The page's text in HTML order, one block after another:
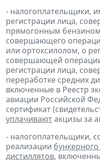
- налогоплательщики,
регистрации лица,
прямогонным
совершающего
или ортоксилолом, о
совершающей
регистрации лица,
переработке средних
включенные в Реестр
авиации Российской
сертификат
уплачиваютакцизы за
- налогоплательщики,
реализации
дистиллятов,